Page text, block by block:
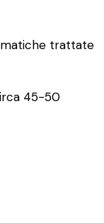
trattate
45-50